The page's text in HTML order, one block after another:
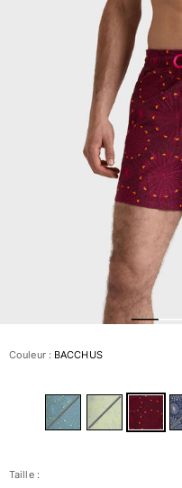
Le Long
T-shirts Anti UV
Slips de bain
Le Magique
Tous les articles
Prêt-à-porter
Polos
Chemises
Bermudas et Shorts
Pulls et Cardigans
Vestes et Manteaux
Pantalons
Sweats
T-shirts
Grandes tailles
Couleur : BACCHUS
Taille :